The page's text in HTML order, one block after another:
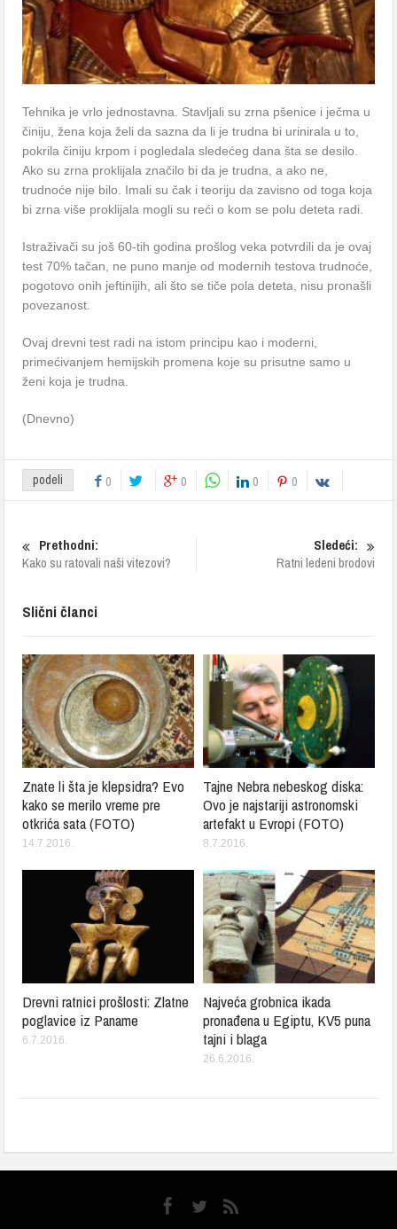
Tehnika je vrlo jednostavna. Stavljali su zrna pšenice i ječma u
činiju, žena koja želi da sazna da li je trudna bi urinirala u to,
pokrila činiju krpom i pogledala sledećeg dana šta se desilo.
Ako su zrna proklijala značilo bi da je trudna, a ako ne,
trudnoće nije bilo. Imali su čak i teoriju da zavisno od toga koja
bi zrna više proklijala mogli su reći o kom se polu deteta radi.
Istraživači su još 60-tih godina prošlog veka potvrdili da je ovaj
test 70% tačan, ne puno manje od modernih testova trudnoće,
pogotovo onih jeftinijih, ali što se tiče pola deteta, nisu pronašli
povezanost.
Ovaj drevni test radi na istom principu kao i moderni,
primećivanjem hemijskih promena koje su prisutne samo u
ženi koja je trudna.
(Dnevno)
podeli 0 0 0 0
Prethodni:
Kako su ratovali naši vitezovi?
Sledeći:
Ratni ledeni brodovi
Slični članci
Znate li šta je klepsidra? Evo
kako se merilo vreme pre
otkrića sata (FOTO)
14.7.2016.
Tajne Nebra nebeskog diska:
Ovo je najstariji astronomski
artefakt u Evropi (FOTO)
8.7.2016.
Drevni ratnici prošlosti: Zlatne
poglavice iz Paname
6.7.2016.
Najveća grobnica ikada
pronađena u Egiptu, KV5 puna
tajni i blaga
26.6.2016.